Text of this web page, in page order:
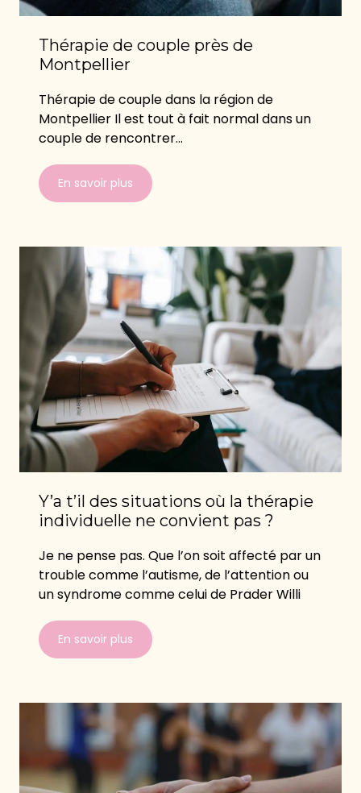
Thérapie de couple près de
Montpellier
Thérapie de couple dans la région de
Montpellier Il est tout à fait normal dans un
couple de rencontrer...
En savoir plus
Y’a t’il des situations où la thérapie
individuelle ne convient pas ?
Je ne pense pas. Que l’on soit affecté par un
trouble comme l’autisme, de l’attention ou
un syndrome comme celui de Prader Willi
En savoir plus